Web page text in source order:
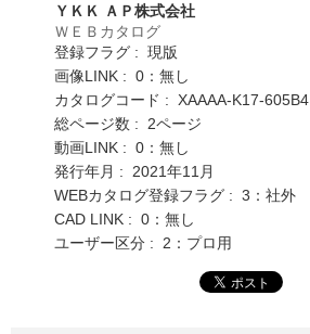
ＹＫＫ ＡＰ株式会社
ＷＥＢカタログ
登録フラグ : 現版
画像LINK : 0：無し
カタログコード : XAAAA-K17-605B4
総ページ数 : 2ページ
動画LINK : 0：無し
発行年月 : 2021年11月
WEBカタログ登録フラグ : 3：社外
CAD LINK : 0：無し
ユーザー区分 : 2：プロ用